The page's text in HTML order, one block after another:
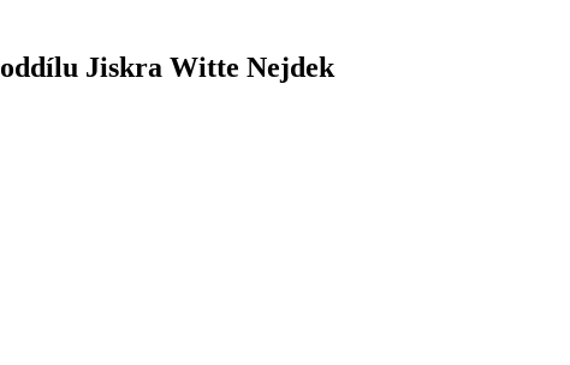
Jiskra Witte Nejdek